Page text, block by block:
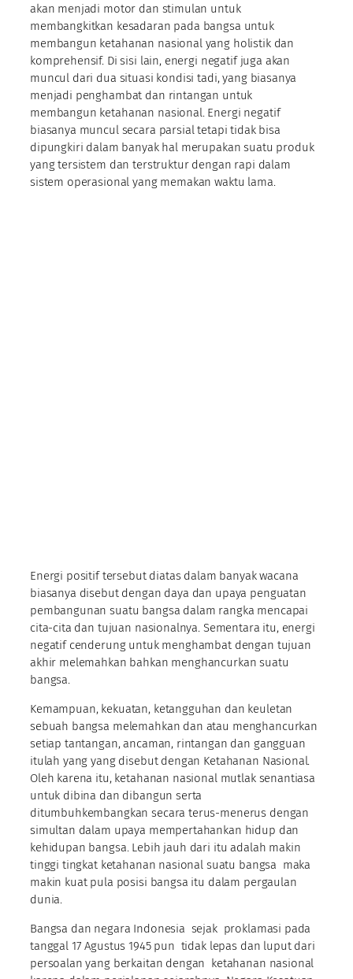
akan menjadi motor dan stimulan untuk
membangkitkan kesadaran pada bangsa untuk
membangun ketahanan nasional yang holistik dan
komprehensif. Di sisi lain, energi negatif juga akan
muncul dari dua situasi kondisi tadi, yang biasanya
menjadi penghambat dan rintangan untuk
membangun ketahanan nasional. Energi negatif
biasanya muncul secara parsial tetapi tidak bisa
dipungkiri dalam banyak hal merupakan suatu produk
yang tersistem dan terstruktur dengan rapi dalam
sistem operasional yang memakan waktu lama.
Energi positif tersebut diatas dalam banyak wacana
biasanya disebut dengan daya dan upaya penguatan
pembangunan suatu bangsa dalam rangka mencapai
cita-cita dan tujuan nasionalnya. Sementara itu, energi
negatif cenderung untuk menghambat dengan tujuan
akhir melemahkan bahkan menghancurkan suatu
bangsa.
Kemampuan, kekuatan, ketangguhan dan keuletan
sebuah bangsa melemahkan dan atau menghancurkan
setiap tantangan, ancaman, rintangan dan gangguan
itulah yang yang disebut dengan Ketahanan Nasional.
Oleh karena itu, ketahanan nasional mutlak senantiasa
untuk dibina dan dibangun serta
ditumbuhkembangkan secara terus-menerus dengan
simultan dalam upaya mempertahankan hidup dan
kehidupan bangsa. Lebih jauh dari itu adalah makin
tinggi tingkat ketahanan nasional suatu bangsa maka
makin kuat pula posisi bangsa itu dalam pergaulan
dunia.
Bangsa dan negara Indonesia sejak proklamasi pada
tanggal 17 Agustus 1945 pun tidak lepas dan luput dari
persoalan yang berkaitan dengan ketahanan nasional